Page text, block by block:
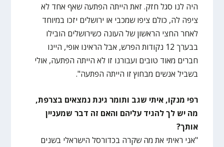
היה לנו סגל חזק. זאת הייתה הפתעה שאף אחד לא
ציפה לה, כולם ציפו שמכבי או ירושלים יזכו במיוחד
לאחר החצי הראשון של העונה כשירושלים הובילו
בבערך 12 נקודות הפרש, אבל הראינו אופי, היינו
חברים מאוד טובים ועבורנו זו לא הייתה הפתעה, אולי
בשביל אנשים מבחוץ זו הייתה הפתעה".
רפי מנקו, איתי שגב ותומר גינת נמצאים בצרפת,
מה יש לך להגיד עליהם והאם זה דבר שמעניין
אותך?
"אני ראיתי את מה שקרה בכדורסל הישראלי בשנים